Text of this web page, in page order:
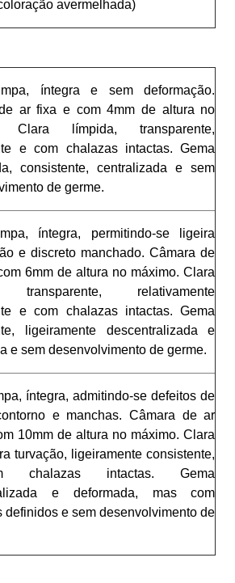
avermelhada)
íntegra e sem deformação.
ar fixa e com 4mm de altura no
Clara límpida, transparente,
e com chalazas intactas. Gema
consistente, centralizada e sem
de germe.
íntegra, permitindo-se ligeira
e discreto manchado. Câmara de
6mm de altura no máximo. Clara
transparente, relativamente
e com chalazas intactas. Gema
ligeiramente descentralizada e
e sem desenvolvimento de germe.
íntegra, admitindo-se defeitos de
e manchas. Câmara de ar
10mm de altura no máximo. Clara
turvação, ligeiramente consistente,
chalazas intactas. Gema
e deformada, mas com
definidos e sem desenvolvimento de